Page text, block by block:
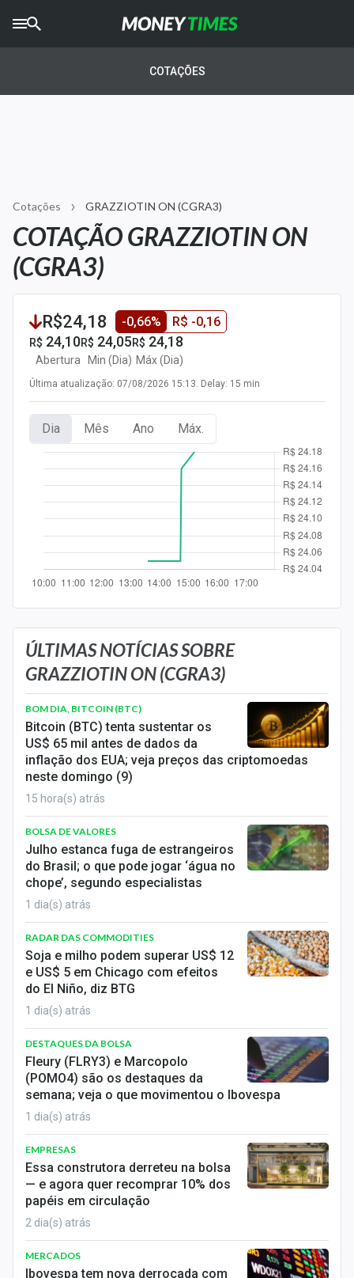
AGROTIMES
Newsletters
Money Trader
Últimas Notícias
Newsletters
Cotações
Comprar ou vender?
Carteiras Recomendadas
Central de Dividendos
Central de Fundos Imobiliários
Central dos IPOs
Renda Fixa
Finanças Pessoais
Mercados
Economia
Empresas
Brasil
Política
Colunas
Especiais
Internacional
Marketing
Tecnologia
Conteúdo de Marca
Sobre
Expediente
Contato
COTAÇÕES
Cotações GRAZZIOTIN ON (CGRA3)
COTAÇÃO GRAZZIOTIN ON
(CGRA3)
R$24,18 -0,66% R$ -0,16
R$ 24,10
Abertura
R$ 24,05
Min (Dia)
R$ 24,18
Máx (Dia)
Última atualização: 07/08/2026 15:13. Delay: 15 min
Dia Mês Ano Máx.
ÚLTIMAS NOTÍCIAS SOBRE
GRAZZIOTIN ON (CGRA3)
BOM DIA, BITCOIN (BTC)
Bitcoin (BTC) tenta sustentar os
US$ 65 mil antes de dados da
inflação dos EUA; veja preços das criptomoedas
neste domingo (9)
15 hora(s) atrás
BOLSA DE VALORES
Julho estanca fuga de estrangeiros
do Brasil; o que pode jogar ‘água no
chope’, segundo especialistas
1 dia(s) atrás
RADAR DAS COMMODITIES
Soja e milho podem superar US$ 12
e US$ 5 em Chicago com efeitos
do El Niño, diz BTG
1 dia(s) atrás
DESTAQUES DA BOLSA
Fleury (FLRY3) e Marcopolo
(POMO4) são os destaques da
semana; veja o que movimentou o Ibovespa
1 dia(s) atrás
EMPRESAS
Essa construtora derreteu na bolsa
— e agora quer recomprar 10% dos
papéis em circulação
2 dia(s) atrás
MERCADOS
Ibovespa tem nova derrocada com